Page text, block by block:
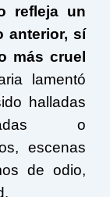
refleja un
anterior, sí
más cruel
lamentó
halladas
o
escenas
de odio,